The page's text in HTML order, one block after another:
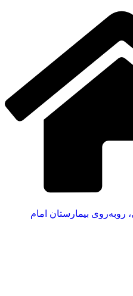
روبه‌روی بیمارستان امام